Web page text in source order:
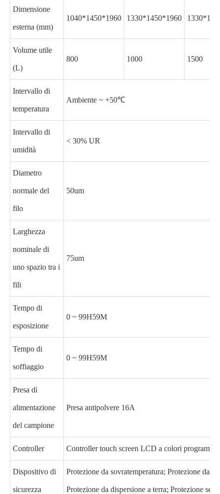
Dimensione
esterna (mm)
1040*1450*1960 1330*1450*1960
Volume utile
(L)
800 1000 1500
Intervallo di
temperatura
Ambiente ~ +50℃
Intervallo di
umidità
< 30% UR
Diametro
normale del
filo
50um
Larghezza
nominale di
uno spazio tra i
fili
75um
Tempo di
esposizione
0 ~ 99H59M
Tempo di
soffiaggio
0 ~ 99H59M
Presa di
alimentazione
del campione
Presa antipolvere 16A
Controller Controller touch screen LCD a colori
Dispositivo di
sicurezza
Protezione da sovratemperatura; Protezione da
Protezione da dispersione a terra; Protezione